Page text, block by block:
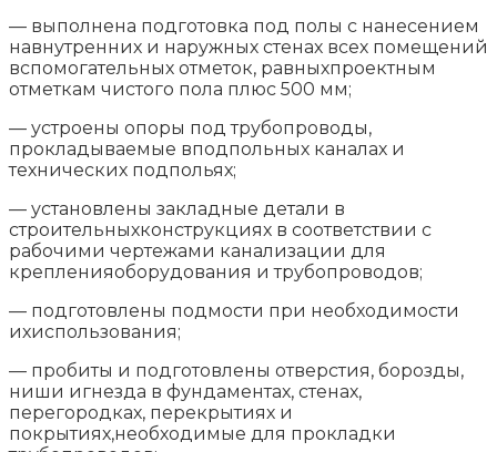
— выполнена подготовка под полы с нанесением
навнутренних и наружных стенах всех помещений
вспомогательных отметок, равныхпроектным
отметкам чистого пола плюс 500 мм;
— устроены опоры под трубопроводы,
прокладываемые вподпольных каналах и
технических подпольях;
— установлены закладные детали в
строительныхконструкциях в соответствии с
рабочими чертежами канализации для
крепленияоборудования и трубопроводов;
— подготовлены подмости при необходимости
ихиспользования;
— пробиты и подготовлены отверстия, борозды,
ниши игнезда в фундаментах, стенах,
перегородках, перекрытиях и
покрытиях,необходимые для прокладки